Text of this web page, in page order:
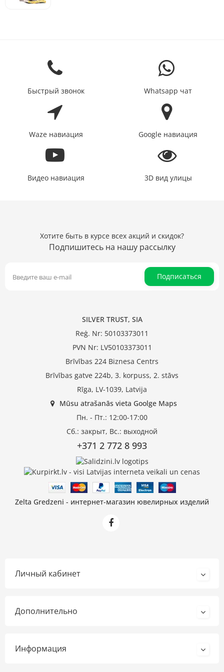
Быстрый звонок Whatsapp чат
Waze навиация Google навиация
Видео навиация 3D вид улицы
Хотите быть в курсе всех акций и скидок?
Подпишитесь на нашу рассылку
Подписаться
SILVER TRUST, SIA
Reģ. Nr: 50103373011
PVN Nr: LV50103373011
Brīvības 224 Biznesa Centrs
Brīvības gatve 224b, 3. korpuss, 2. stāvs
Rīga, LV-1039, Latvija
Mūsu atrašanās vieta Goolge Maps
Пн. - Пт.: 12:00-17:00
Сб.: закрыт, Вс.: выходной
+371 2 772 8 993
Zelta Gredzeni - интернет-магазин ювелирных изделий
Личный кабинет
Дополнительно
Информация